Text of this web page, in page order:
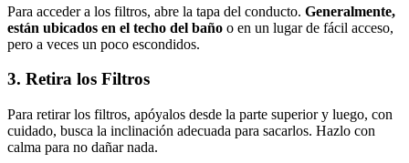
Para acceder a los filtros, abre la tapa del conducto. Generalmente,
están ubicados en el techo del baño o en un lugar de fácil acceso,
pero a veces un poco escondidos.
3. Retira los Filtros
Para retirar los filtros, apóyalos desde la parte superior y luego, con
cuidado, busca la inclinación adecuada para sacarlos. Hazlo con
calma para no dañar nada.